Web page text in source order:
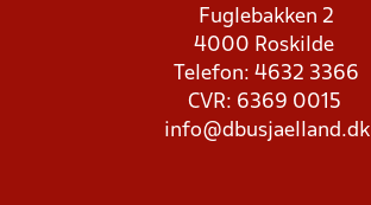
Fuglebakken 2
4000 Roskilde
Telefon: 4632 3366
CVR: 6369 0015
info@dbusjaelland.dk